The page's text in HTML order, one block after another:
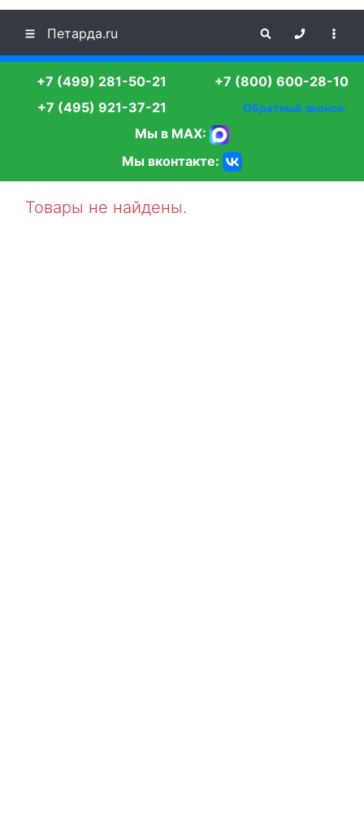
Петарда.ru
+7 (499) 281-50-21
+7 (495) 921-37-21
+7 (800) 600-28-10
Обратный звонок
Мы в MAX:
Мы вконтакте:
Товары не найдены.